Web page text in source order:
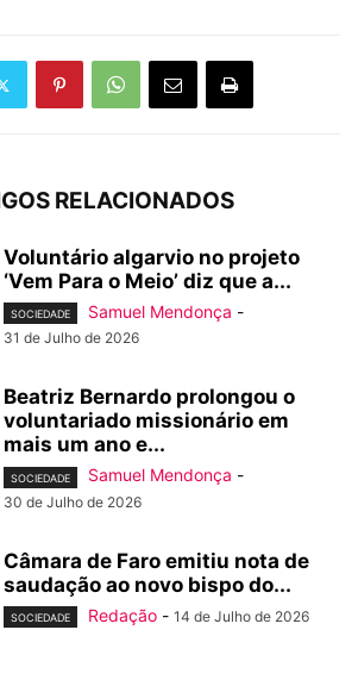
RELACIONADOS
Voluntário algarvio no projeto
‘Vem Para o Meio’ diz que a...
SOCIEDADE Samuel Mendonça -
31 de Julho de 2026
Beatriz Bernardo prolongou o
voluntariado missionário em
mais um ano e...
SOCIEDADE Samuel Mendonça -
30 de Julho de 2026
Câmara de Faro emitiu nota de
saudação ao novo bispo do...
SOCIEDADE Redação - 14 de Julho de 2026